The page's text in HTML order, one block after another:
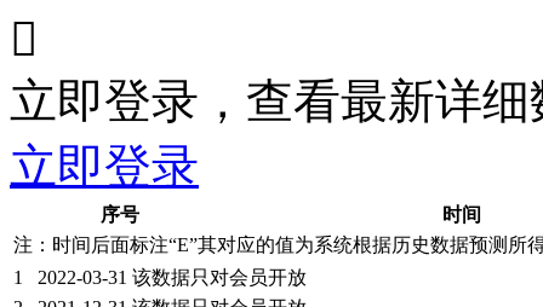

立即登录，查看最新详细
立即登录
序号
时间
注：时间后面标注“E”其对应的值为系统根据历史数据预测所
1
2022-03-31 该数据只对会员开放